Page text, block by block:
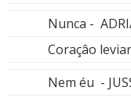
Nunca -
Coraçâo
Nem éu -